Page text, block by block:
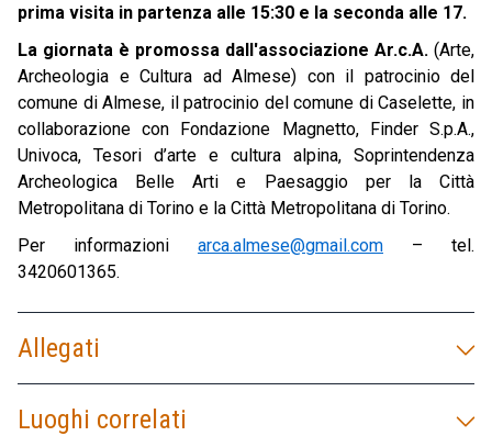
prima visita in partenza alle 15:30 e la seconda alle 17.
La giornata è promossa dall'associazione Ar.c.A. (Arte,
Archeologia e Cultura ad Almese) con il patrocinio del
comune di Almese, il patrocinio del comune di Caselette, in
collaborazione con Fondazione Magnetto, Finder S.p.A.,
Univoca, Tesori d’arte e cultura alpina, Soprintendenza
Archeologica Belle Arti e Paesaggio per la Città
Metropolitana di Torino e la Città Metropolitana di Torino.
Per informazioni arca.almese@gmail.com – tel.
3420601365.
Allegati
Luoghi correlati